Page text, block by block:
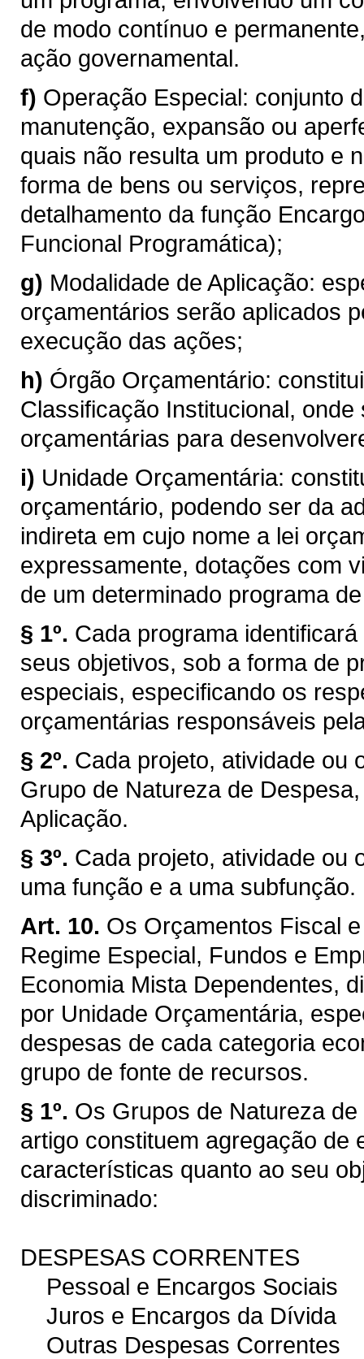
de modo contínuo e
ação governamental.
f) Operação Especial: conjunto
manutenção, expansão ou
quais não resulta um produto e
forma de bens ou serviços,
detalhamento da função
Funcional Programática);
g) Modalidade de Aplicação:
orçamentários serão aplicados
execução das ações;
h) Órgão Orçamentário:
Classificação Institucional,
orçamentárias para
i) Unidade Orçamentária:
orçamentário, podendo ser da
indireta em cujo nome a lei
expressamente, dotações com
de um determinado programa
§ 1º. Cada programa
seus objetivos, sob a forma de
especiais, especificando os
orçamentárias responsáveis
§ 2º. Cada projeto, atividade ou
Grupo de Natureza de
Aplicação.
§ 3º. Cada projeto, atividade ou
uma função e a uma subfunção.
Art. 10. Os Orçamentos Fiscal
Regime Especial, Fundos e
Economia Mista Dependentes,
por Unidade Orçamentária,
despesas de cada categoria
grupo de fonte de recursos.
§ 1º. Os Grupos de Natureza
artigo constituem agregação de
características quanto ao seu
discriminado:
DESPESAS CORRENTES
Pessoal e Encargos Sociais
Juros e Encargos da Dívida
Outras Despesas Correntes